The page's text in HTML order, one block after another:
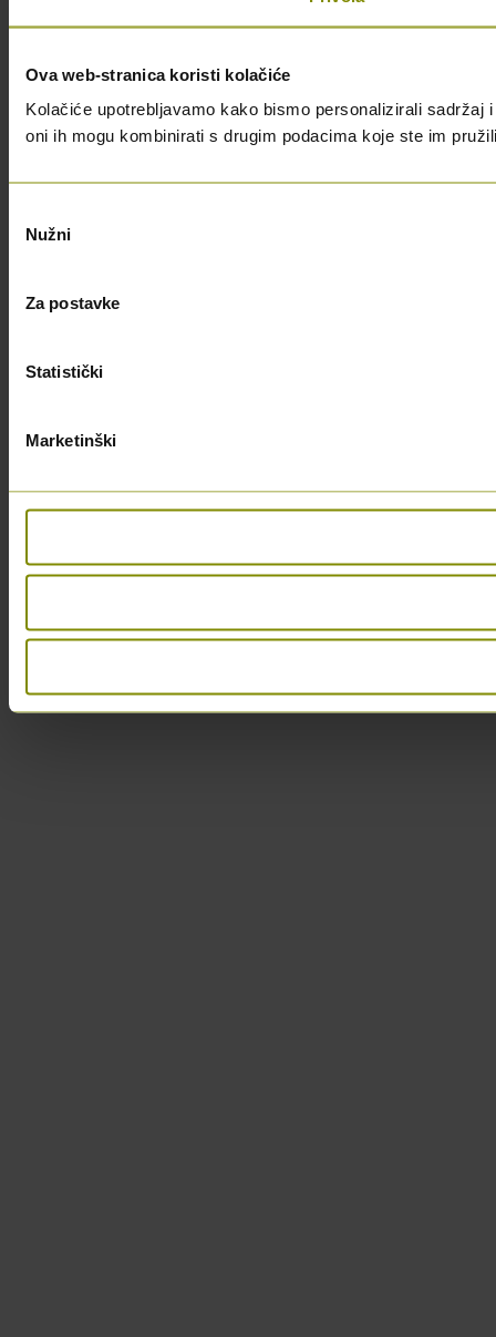
Ova web-stranica koristi kolačiće
Kolačiće upotrebljavamo kako bismo personalizirali
oni ih mogu kombinirati s drugim podacima koje ste im
pristanka
Nužni
Za postavke
Statistički
Marketinški